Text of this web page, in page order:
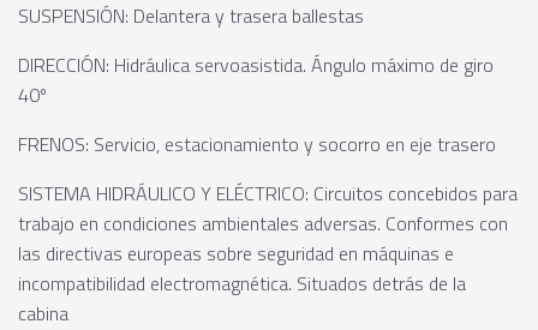
SUSPENSIÓN: Delantera y trasera ballestas
DIRECCIÓN: Hidráulica servoasistida. Ángulo máximo de giro
40º
FRENOS: Servicio, estacionamiento y socorro en eje trasero
SISTEMA HIDRÁULICO Y ELÉCTRICO: Circuitos concebidos para
trabajo en condiciones ambientales adversas. Conformes con
las directivas europeas sobre seguridad en máquinas e
incompatibilidad electromagnética. Situados detrás de la
cabina